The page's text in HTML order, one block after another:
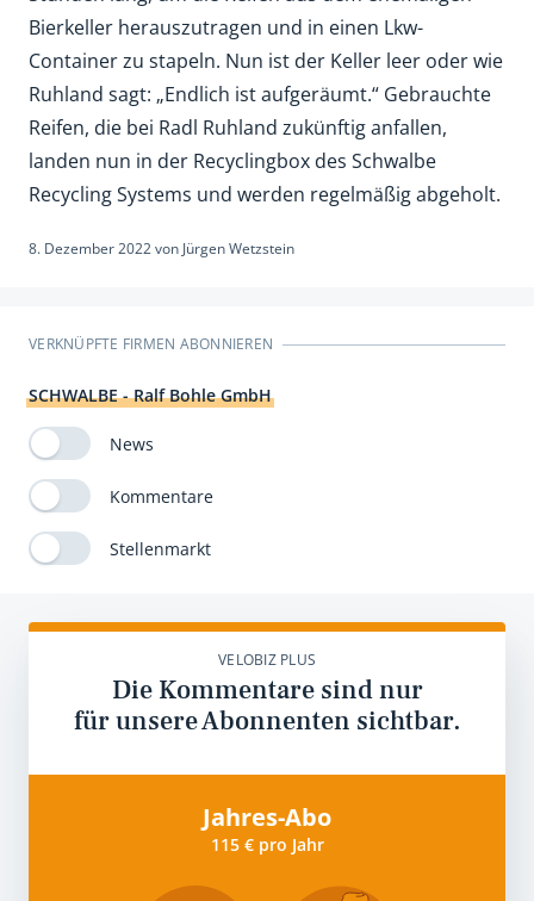
Bierkeller herauszutragen und in einen Lkw-
Container zu stapeln. Nun ist der Keller leer oder wie
Ruhland sagt: „Endlich ist aufgeräumt.“ Gebrauchte
Reifen, die bei Radl Ruhland zukünftig anfallen,
landen nun in der Recyclingbox des Schwalbe
Recycling Systems und werden regelmäßig abgeholt.
8. Dezember 2022von Jürgen Wetzstein
VERKNÜPFTE FIRMEN ABONNIEREN
SCHWALBE - Ralf Bohle GmbH
News
Kommentare
Stellenmarkt
VELOBIZ PLUS
Die Kommentare sind nur
für unsere Abonnenten sichtbar.
Jahres-Abo
115 € pro Jahr